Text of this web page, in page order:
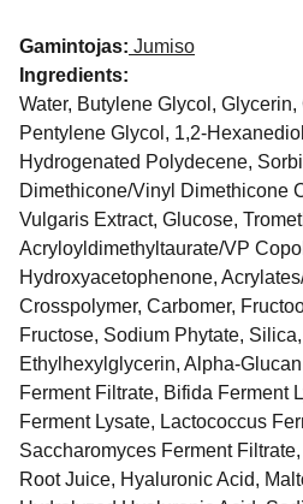
Gamintojas: Jumiso
Ingredients:
Water, Butylene Glycol,
Pentylene Glycol, 1,2-
Hydrogenated Polydecene,
Dimethicone/Vinyl Dimethicone
Vulgaris Extract, Glucose,
Acryloyldimethyltaurate/VP
Hydroxyacetophenone,
Crosspolymer, Carbomer,
Fructose, Sodium Phytate,
Ethylhexylglycerin, Alpha-
Ferment Filtrate, Bifida Ferment
Ferment Lysate, Lactococcus
Saccharomyces Ferment
Root Juice, Hyaluronic Acid,